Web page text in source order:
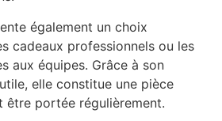
également un choix
cadeaux professionnels ou les
aux équipes. Grâce à son
elle constitue une pièce
être portée régulièrement.